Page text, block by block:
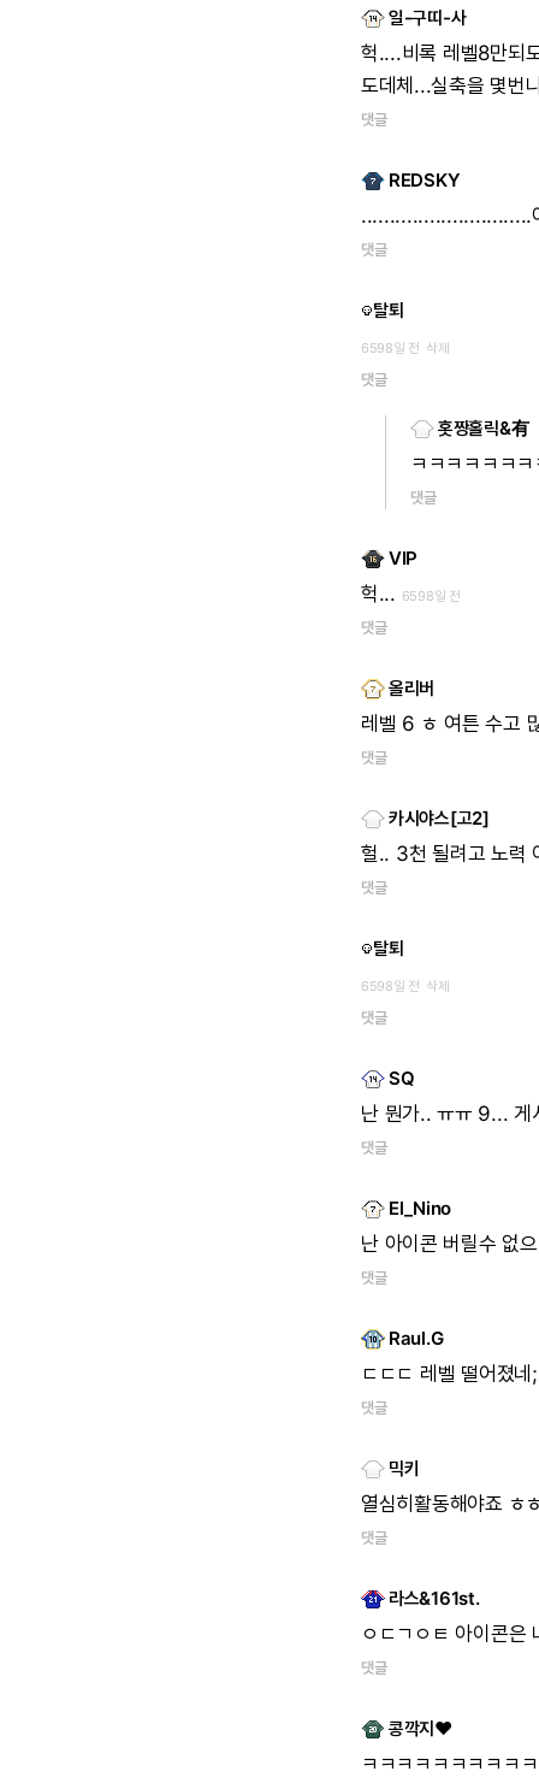
일-구띠-사
헉....비록 레벨8만되
도데체...실축을 몇번
댓글
REDSKY
..............................
댓글
탈퇴
6598일 전 삭제
댓글
홋짱홀릭&有
ㅋㅋㅋㅋㅋㅋ
댓글
VIP
헉... 6598일 전
댓글
올리버
레벨 6 ㅎ 여튼 수고
댓글
카시야스[고2]
헐.. 3천 될려고 노력
댓글
탈퇴
6598일 전 삭제
댓글
SQ
난 뭔가.. ㅠㅠ 9... 게
댓글
El_Nino
난 아이콘 버릴수 없
댓글
Raul.G
ㄷㄷㄷ 레벨 떨어졌네
댓글
믹키
열심히활동해야죠 ㅎ
댓글
라스&161st.
ㅇㄷㄱㅇㅌ 아이콘은
댓글
콩깍지♥
ㅋㅋㅋㅋㅋㅋㅋㅋㅋ